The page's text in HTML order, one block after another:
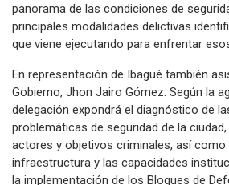
panorama de las condiciones de
principales modalidades delictivas
que viene ejecutando para enfrentar
En representación de Ibagué también
Gobierno, Jhon Jairo Gómez. Según la
delegación expondrá el diagnóstico de
problemáticas de seguridad de la
actores y objetivos criminales, así
infraestructura y las capacidades
la implementación de los Bloques de